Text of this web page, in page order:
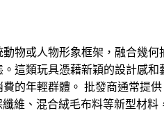
物或人物形象框架，融合幾何
這類玩具憑藉新穎的設計感和
的年輕群體。 批發商通常提供
維、混合絨毛布料等新型材料